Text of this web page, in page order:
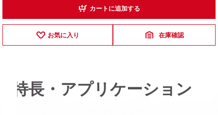
カートに追加する
お気に入り 在庫確認
特長・アプリケーション